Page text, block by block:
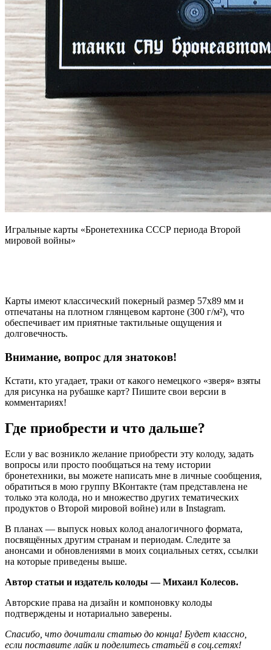
Игральные карты «Бронетехника СССР периода Второй
мировой войны»
Карты имеют классический покерный размер 57x89 мм и
отпечатаны на плотном глянцевом картоне (300 г/м²), что
обеспечивает им приятные тактильные ощущения и
долговечность.
Внимание, вопрос для знатоков!
Кстати, кто угадает, траки от какого немецкого «зверя» взяты
для рисунка на рубашке карт? Пишите свои версии в
комментариях!
Где приобрести и что дальше?
Если у вас возникло желание приобрести эту колоду, задать
вопросы или просто пообщаться на тему истории
бронетехники, вы можете написать мне в личные сообщения,
обратиться в мою группу ВКонтакте (там представлена не
только эта колода, но и множество других тематических
продуктов о Второй мировой войне) или в Instagram.
В планах — выпуск новых колод аналогичного формата,
посвящённых другим странам и периодам. Следите за
анонсами и обновлениями в моих социальных сетях, ссылки
на которые приведены выше.
Автор статьи и издатель колоды — Михаил Колесов.
Авторские права на дизайн и компоновку колоды
подтверждены и нотариально заверены.
Спасибо, что дочитали статью до конца! Будет классно,
если поставите лайк и поделитесь статьёй в соц.сетях!